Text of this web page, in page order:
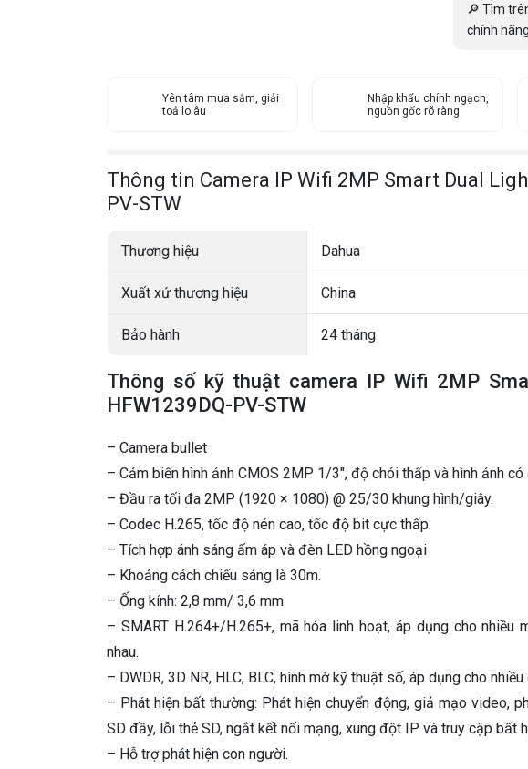
🔎 Tìm
chính
Yên tâm mua sắm, giải
toả lo âu
Nhập khẩu chính ngạch,
nguồn gốc rõ ràng
Thông tin Camera IP Wifi 2MP Smart Dual
PV-STW
Thương hiệu Dahua
Xuất xứ thương hiệu China
Bảo hành 24 tháng
Thông số kỹ thuật camera IP Wifi 2MP
HFW1239DQ-PV-STW
– Camera bullet
– Cảm biến hình ảnh CMOS 2MP 1/3″, độ chói thấp và hình ảnh
– Đầu ra tối đa 2MP (1920 × 1080) @ 25/30 khung hình/giây.
– Codec H.265, tốc độ nén cao, tốc độ bit cực thấp.
– Tích hợp ánh sáng ấm áp và đèn LED hồng ngoại
– Khoảng cách chiếu sáng là 30m.
– Ống kính: 2,8 mm/ 3,6 mm
– SMART H.264+/H.265+, mã hóa linh hoạt, áp dụng cho
nhau.
– DWDR, 3D NR, HLC, BLC, hình mờ kỹ thuật số, áp dụng cho
– Phát hiện bất thường: Phát hiện chuyển động, giả mạo video,
SD đầy, lỗi thẻ SD, ngắt kết nối mạng, xung đột IP và truy cập bất
– Hỗ trợ phát hiện con người.